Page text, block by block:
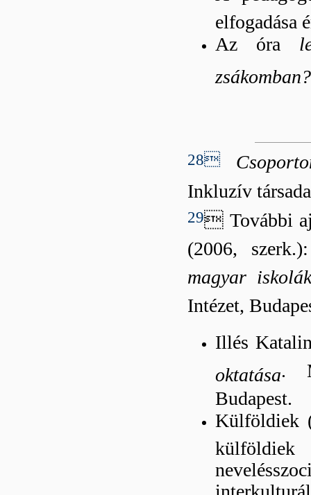
elfogadása
Az óra
zsákomban?
28
Inkluzív
29 További
(2006,
magyar
Intézet,
Illés
oktatása.
Budapest.
Külföldiek